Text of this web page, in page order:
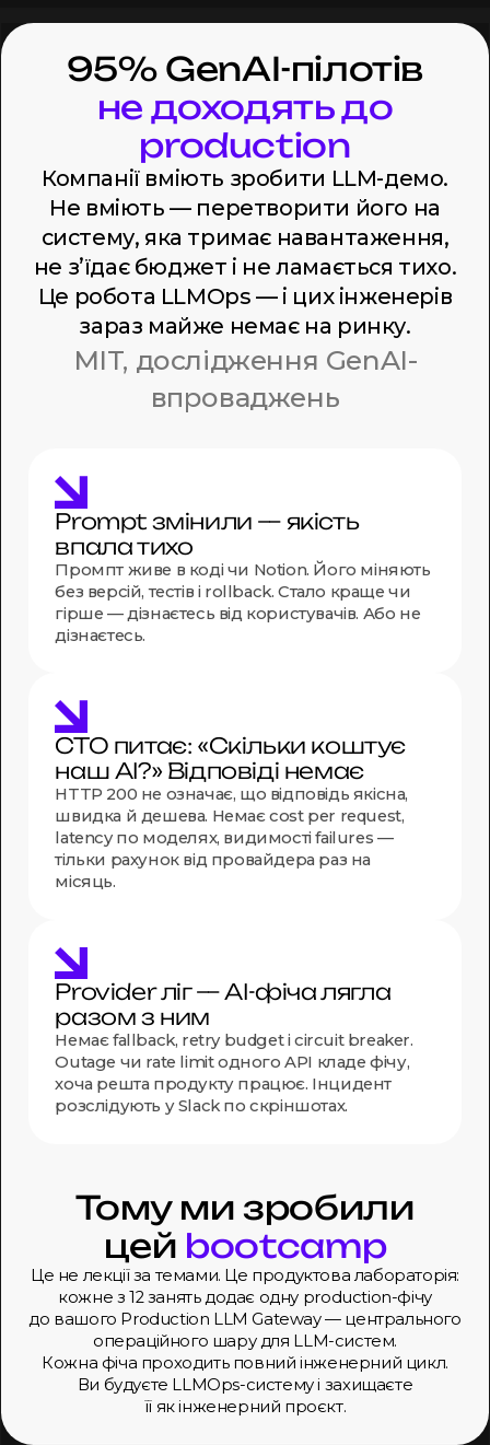
95% GenAI-пілотів
не доходять до
production
Компанії вміють зробити LLM-демо.
Не вміють — перетворити його на
систему, яка тримає навантаження,
не зʼїдає бюджет і не ламається тихо.
Це робота LLMOps — і цих інженерів
зараз майже немає на ринку.
MIT, дослідження GenAI-
впроваджень
Prompt змінили — якість
впала тихо
Промпт живе в коді чи Notion. Його міняють
без версій, тестів і rollback. Стало краще чи
гірше — дізнаєтесь від користувачів. Або не
дізнаєтесь.
CTO питає: «Скільки коштує
наш AI?» Відповіді немає
HTTP 200 не означає, що відповідь якісна,
швидка й дешева. Немає cost per request,
latency по моделях, видимості failures —
тільки рахунок від провайдера раз на
місяць.
Provider ліг — AI-фіча лягла
разом з ним
Немає fallback, retry budget і circuit breaker.
Outage чи rate limit одного API кладе фічу,
хоча решта продукту працює. Інцидент
розслідують у Slack по скріншотах.
Тому ми зробили
цей bootcamp
Це не лекції за темами. Це продуктова лабораторія:
кожне з 12 занять додає одну production-фічу
до вашого Production LLM Gateway — центрального
операційного шару для LLM-систем.
Кожна фіча проходить повний інженерний цикл.
Ви будуєте LLMOps-систему і захищаєте
її як інженерний проєкт.